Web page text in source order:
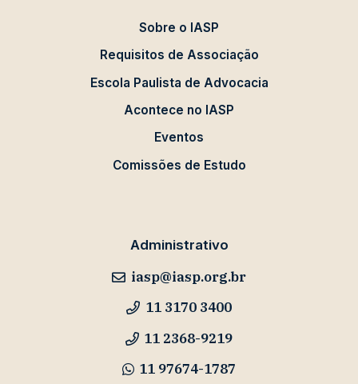
Sobre o IASP
Requisitos de Associação
Escola Paulista de Advocacia
Acontece no IASP
Eventos
Comissões de Estudo
Administrativo
iasp@iasp.org.br
11 3170 3400
11 2368-9219
11 97674-1787